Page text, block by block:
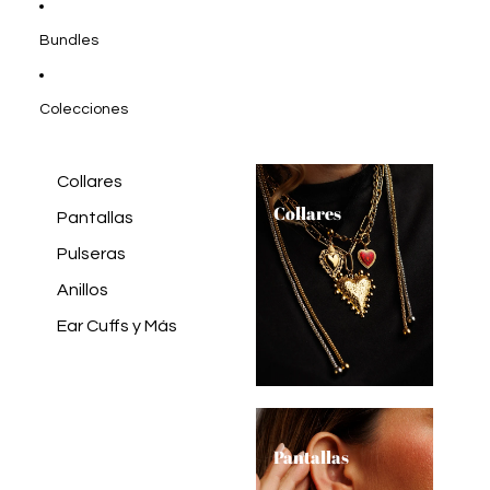
Bundles
Colecciones
Collares
Pantallas
Pulseras
Anillos
Ear Cuffs y Más
Collares
Pantallas